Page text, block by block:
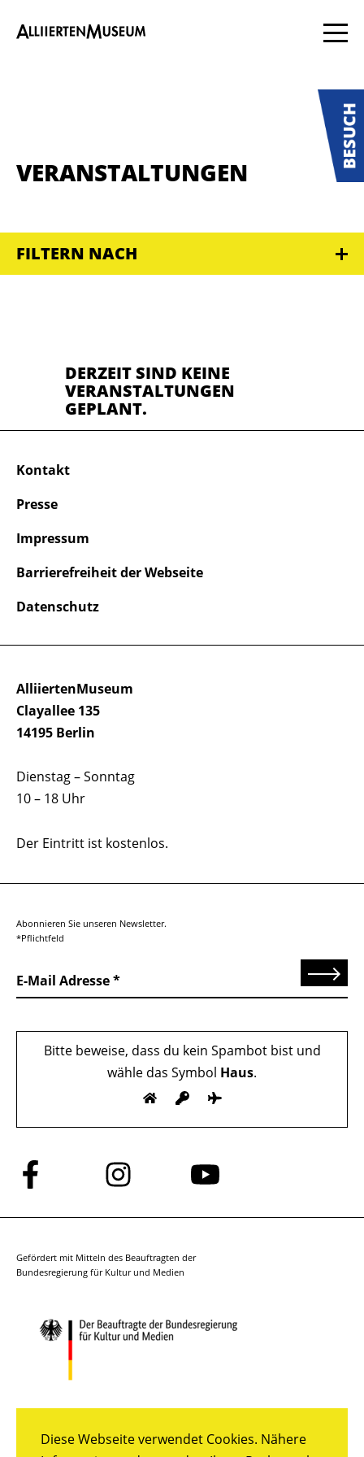
Diese Webseite verwendet Cookies. Nähere
VERANSTALTUNGEN
FILTERN NACH
DERZEIT SIND KEINE
VERANSTALTUNGEN
GEPLANT.
AlliiertenMuseum
Clayallee 135
14195 Berlin
Dienstag – Sonntag
10 – 18 Uhr
Der Eintritt ist kostenlos.
Kontakt
Presse
Impressum
Barrierefreiheit der Webseite
Datenschutz
Abonnieren Sie unseren Newsletter.
*Pflichtfeld
E-Mail Adresse Senden
Bitte beweise, dass du kein Spambot bist und
wähle das Symbol Haus.
Folge
uns
auf
Folge
uns
auf
Folge
auf
Gefördert mit Mitteln des Beauftragten der
Bundesregierung für Kultur und Medien